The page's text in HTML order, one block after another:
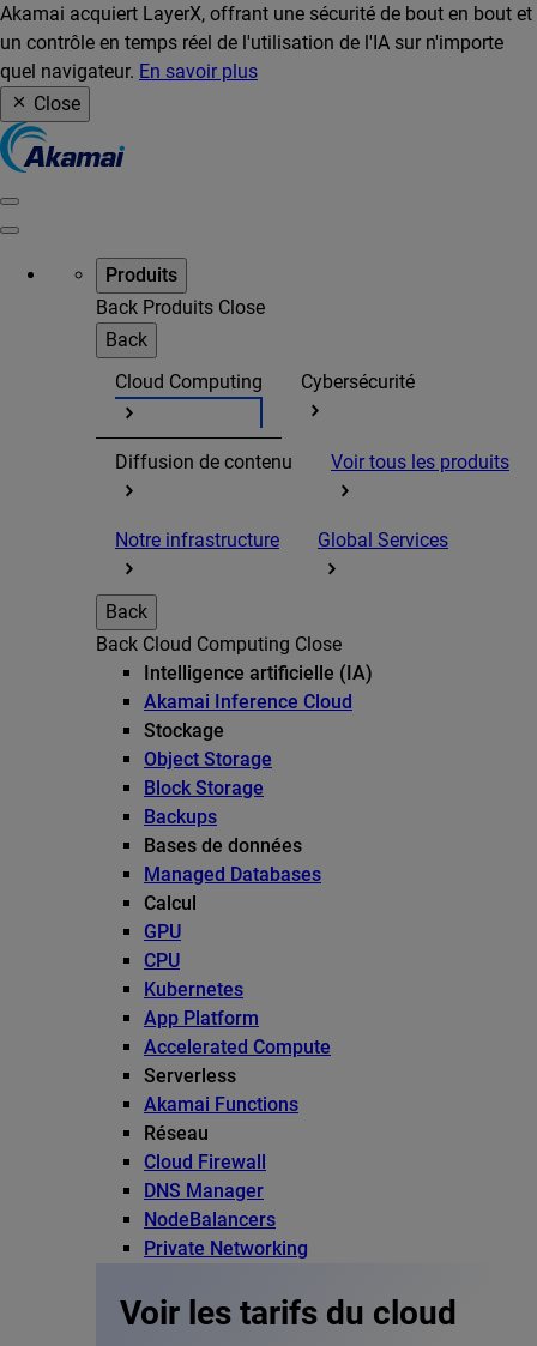
Akamai acquiert LayerX, offrant une sécurité de bout en bout et
un contrôle en temps réel de l'utilisation de l'IA sur n'importe
quel navigateur. En savoir plus
Close
Produits
Back Produits Close
Back
Cloud Computing
Cybersécurité
Diffusion de contenu Voir tous les produits
Notre infrastructure Global Services
Back
Back Cloud Computing Close
Intelligence artificielle (IA)
Akamai Inference Cloud
Stockage
Object Storage
Block Storage
Backups
Bases de données
Managed Databases
Calcul
GPU
CPU
Kubernetes
App Platform
Accelerated Compute
Serverless
Akamai Functions
Réseau
Cloud Firewall
DNS Manager
NodeBalancers
Private Networking
Voir les tarifs du cloud